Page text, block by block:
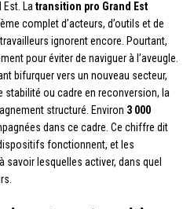
La transition pro Grand Est
complet d’acteurs, d’outils et de
ignorent encore. Pourtant,
pour éviter de naviguer à l’aveugle.
bifurquer vers un nouveau secteur,
stabilité ou cadre en reconversion, la
structuré. Environ 3 000
dans ce cadre. Ce chiffre dit
fonctionnent, et les
savoir lesquelles activer, dans quel